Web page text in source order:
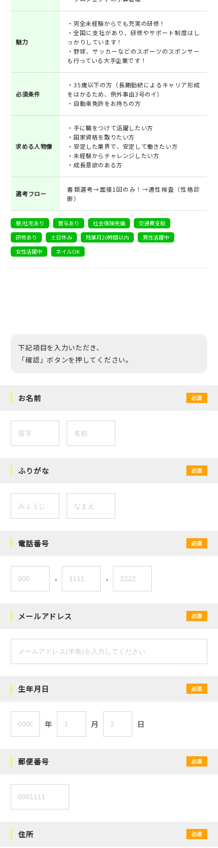
魅力
・完全未経験からでも充実の研修！
・全国に支社があり、研修やサポート制度はし
っかりしています！
・野球、サッカーなどのスポーツのスポンサー
も行っている大手企業です！
必須条件
・35歳以下の方（長期勤続によるキャリア形成
をはかるため、例外事由3号のイ）
・自動車免許をお持ちの方
求める人物像
・手に職をつけて活躍したい方
・国家資格を取りたい方
・安定した業界で、安定して働きたい方
・未経験からチャレンジしたい方
・成長意欲のある方
選考フロー
書類選考→面接1回のみ！→適性検査（性格診
断）
寮/社宅あり 賞与あり 社会保険完備
交通費支給
研修あり
土日休み 残業月20時間以内
男性活躍中
女性活躍中
ネイルOK
下記項目を入力いただき、
「確認」ボタンを押してください。
お名前 必須
ふりがな 必須
電話番号 必須
- -
メールアドレス 必須
生年月日 必須
年 月 日
郵便番号 必須
住所 必須